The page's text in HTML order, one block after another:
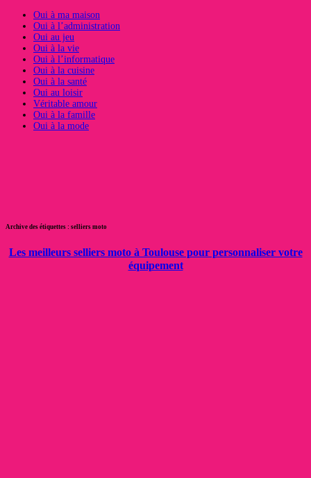
Oui à ma maison
Oui à l’administration
Oui au jeu
Oui à la vie
Oui à l’informatique
Oui à la cuisine
Oui à la santé
Oui au loisir
Véritable amour
Oui à la famille
Oui à la mode
Archive des étiquettes : selliers moto
Les meilleurs selliers moto à Toulouse pour personnaliser votre
équipement